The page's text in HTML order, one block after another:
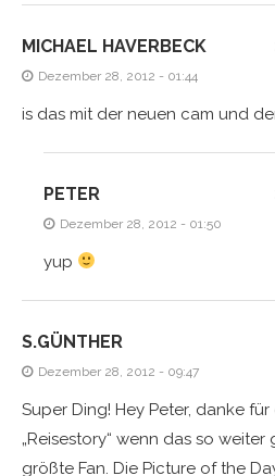
MICHAEL HAVERBECK
Dezember 28, 2012 - 01:44
is das mit der neuen cam und
PETER
Dezember 28, 2012 - 01:50
yup
S.GÜNTHER
Dezember 28, 2012 - 09:47
Super Ding! Hey Peter, danke
„Reisestory“ wenn das so
größte Fan. Die Picture of the